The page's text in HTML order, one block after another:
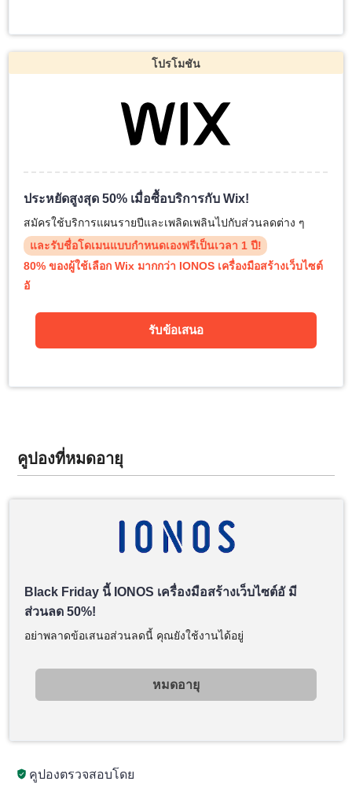
คูปองตรวจสอบโดย
โปรโมชัน
ประหยัดสูงสุด 50% เมื่อซื้อบริการกับ Wix!
สมัครใช้บริการแผนรายปีและเพลิดเพลินไปกับส่วนลดต่าง ๆ
และรับชื่อโดเมนแบบกำหนดเองฟรีเป็นเวลา 1 ปี!
80% ของผู้ใช้เลือก Wix มากกว่า IONOS เครื่องมือสร้างเว็บไซต์
อั
รับข้อเสนอ
คูปองที่หมดอายุ
Black Friday นี้ IONOS เครื่องมือสร้างเว็บไซต์อั มี
ส่วนลด 50%!
อย่าพลาดข้อเสนอส่วนลดนี้ คุณยังใช้งานได้อยู่
หมดอายุ